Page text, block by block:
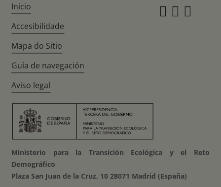
Inicio
Accesibilidade
Mapa do Sitio
Guía de navegación
Aviso legal
Ministerio para la Transición Ecológica y el Reto
Demográfico
Plaza San Juan de la Cruz, 10 28071 Madrid (España)